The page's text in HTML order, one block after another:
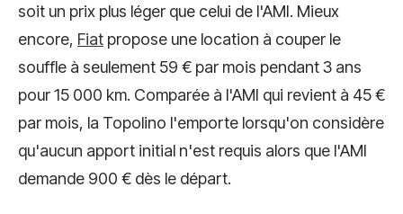
soit un prix plus léger que celui de l'AMI. Mieux
encore, Fiat propose une location à couper le
souffle à seulement 59 € par mois pendant 3 ans
pour 15 000 km. Comparée à l'AMI qui revient à 45 €
par mois, la Topolino l'emporte lorsqu'on considère
qu'aucun apport initial n'est requis alors que l'AMI
demande 900 € dès le départ.